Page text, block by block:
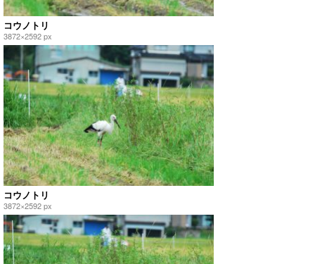
コウノトリ
3872×2592 px
コウノトリ
3872×2592 px